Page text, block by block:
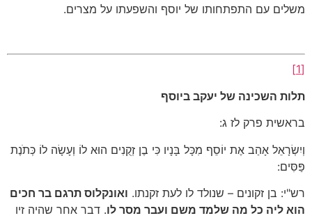
משלים עם התפתחותו של יוסף והשפעתו על מצרים.
[1]
תלות השכינה של יעקב ביוסף
בראשית פרק לז ג:
וְיִשְׂרָאֵל אָהַב אֶת יוֹסֵף מִכָּל בָּנָיו כִּי בֶן זְקֻנִים הוּא לוֹ וְעָשָׂה לוֹ כְּתֹנֶת
פַּסִּים:
רש"י: בן זקונים – שנולד לו לעת זקנתו. ואונקלוס תרגם בר חכים
הוא ליה כל מה שלמד משם ועבר מסר לו. דבר אחר שהיה זיו